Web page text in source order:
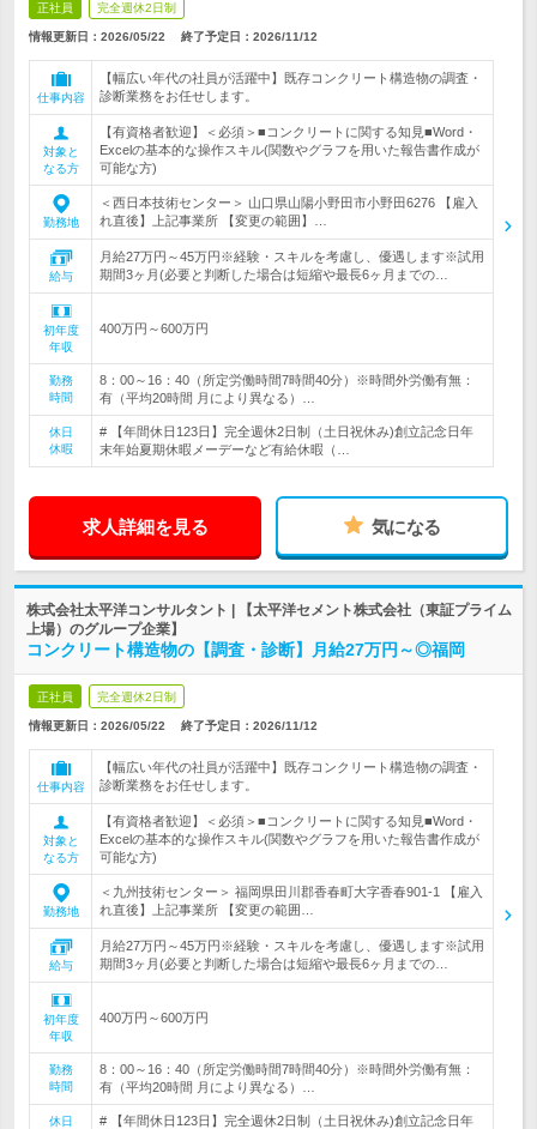
正社員 完全週休2日制
情報更新日：2026/05/22 終了予定日： 2026/11/12
仕事内容
【幅広い年代の社員が活躍中】既存コンクリート構造物の調査・
診断業務をお任せします。
対象と
なる方
【有資格者歓迎】＜必須＞■コンクリートに関する知見■Word・
Excelの基本的な操作スキル(関数やグラフを用いた報告書作成が
可能な方)
勤務地
＜西日本技術センター＞ 山口県山陽小野田市小野田6276 【雇入
れ直後】上記事業所 【変更の範囲】…
給与
月給27万円～45万円※経験・スキルを考慮し、優遇します※試用
期間3ヶ月(必要と判断した場合は短縮や最長6ヶ月までの…
初年度
年収
400万円～600万円
勤務
時間
8：00～16：40（所定労働時間7時間40分）※時間外労働有無：
有（平均20時間 月により異なる）…
休日
休暇
# 【年間休日123日】完全週休2日制（土日祝休み)創立記念日年
末年始夏期休暇メーデーなど有給休暇（…
求人詳細を見る 気になる
株式会社太平洋コンサルタント | 【太平洋セメント株式会社（東証プライム
上場）のグループ企業】
コンクリート構造物の【調査・診断】月給27万円～◎福岡
正社員 完全週休2日制
情報更新日：2026/05/22 終了予定日： 2026/11/12
仕事内容
【幅広い年代の社員が活躍中】既存コンクリート構造物の調査・
診断業務をお任せします。
対象と
なる方
【有資格者歓迎】＜必須＞■コンクリートに関する知見■Word・
Excelの基本的な操作スキル(関数やグラフを用いた報告書作成が
可能な方)
勤務地
＜九州技術センター＞ 福岡県田川郡香春町大字香春901-1 【雇入
れ直後】上記事業所 【変更の範囲…
給与
月給27万円～45万円※経験・スキルを考慮し、優遇します※試用
期間3ヶ月(必要と判断した場合は短縮や最長6ヶ月までの…
初年度
年収
400万円～600万円
勤務
時間
8：00～16：40（所定労働時間7時間40分）※時間外労働有無：
有（平均20時間 月により異なる）…
休日
# 【年間休日123日】完全週休2日制（土日祝休み)創立記念日年